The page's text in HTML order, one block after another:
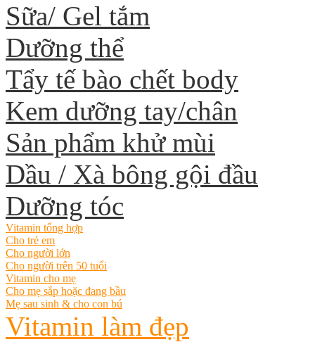
Sữa/ Gel tắm
Dưỡng thể
Tẩy tế bào chết body
Kem dưỡng tay/chân
Sản phẩm khử mùi
Dầu / Xà bông gội đầu
Dưỡng tóc
Vitamin tổng hợp
Cho trẻ em
Cho người lớn
Cho người trên 50 tuổi
Vitamin cho mẹ
Cho mẹ sắp hoặc đang bầu
Mẹ sau sinh & cho con bú
Vitamin làm đẹp